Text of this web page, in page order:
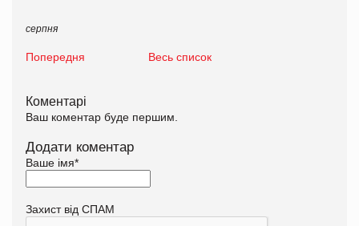
серпня
Попередня Весь список
Коментарі
Ваш коментар буде першим.
Додати коментар
Ваше імя*
Захист від СПАМ